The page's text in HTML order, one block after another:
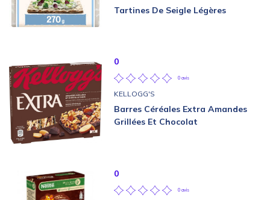
Tartines De Seigle Légères
0
0 avis
KELLOGG'S
Barres Céréales Extra Amandes
Grillées Et Chocolat
0
0 avis